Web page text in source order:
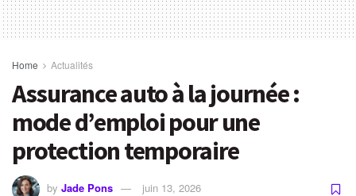
Home Actualités
Assurance auto à la journée :
mode d’emploi pour une
protection temporaire
by Jade Pons juin 13, 2026